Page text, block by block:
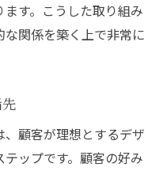
す。こうした取り組み
関係を築く上で非常に
顧客が理想とするデザ
ップです。顧客の好み